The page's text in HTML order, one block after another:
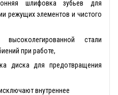
шлифовка зубьев для
режущих элементов и чистого
стали
при работе,
диска для предотвращения
внутреннее